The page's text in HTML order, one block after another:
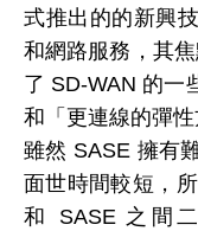
式推出的的新興
和網路服務，其
了 SD-WAN 的一
和「更連線的彈性
雖然 SASE 擁有
面世時間較短，
和 SASE 之間